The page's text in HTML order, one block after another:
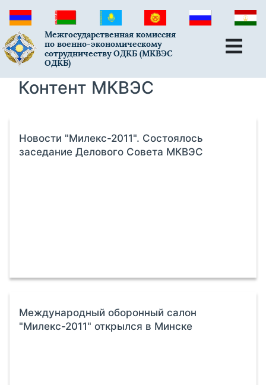
Межгосударственная комиссия
по военно-экономическому
сотрудничеству ОДКБ (МКВЭС
ОДКБ)
Контент МКВЭС
Новости "Милекс-2011". Состоялось
заседание Делового Совета МКВЭС
Международный оборонный салон
"Милекс-2011" открылся в Минске